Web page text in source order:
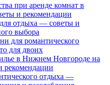
при аренде комнат в
и рекомендации
отдыха — советы и
выбора
для романтического
для двоих
в Нижнем Новгороде на
рекомендации
отдыха —